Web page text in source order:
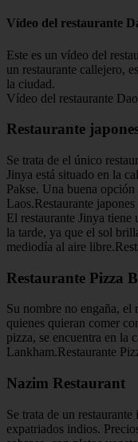
Vídeo del restaurante
Este es un vídeo del
un restaurante callejero,
la ciudad.
Vídeo del restaurante
Restaurante
Se trata de el único
Jinya está situado en la
Pakse. Una buena
Laos.Restaurante
El restaurante Jinya tiene
la tarde, ya que el sol
mediodía al aire
Restaurante Pizza
Su nombre no engaña, el
quienes quieran comer
pizza, se encuentra en la
Lankham.Restaurante
Nazim Restaurant
Se trata de un
expatriados indios.